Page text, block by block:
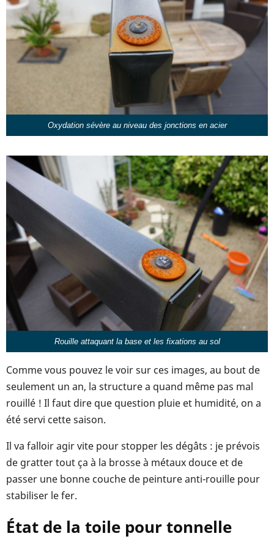
Oxydation sévère au niveau des jonctions en acier
Rouille attaquant la base et les fixations au sol
Comme vous pouvez le voir sur ces images, au bout de
seulement un an, la structure a quand même pas mal
rouillé ! Il faut dire que question pluie et humidité, on a
été servi cette saison.
Il va falloir agir vite pour stopper les dégâts : je prévois
de gratter tout ça à la brosse à métaux douce et de
passer une bonne couche de peinture anti-rouille pour
stabiliser le fer.
État de la toile pour tonnelle